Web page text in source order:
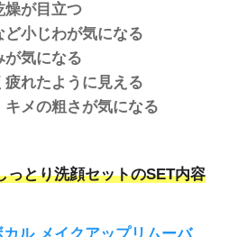
燥が目立つ
ど小じわが気になる
が気になる
疲れたように見える
キメの粗さが気になる
とり洗顔セットのSET内容